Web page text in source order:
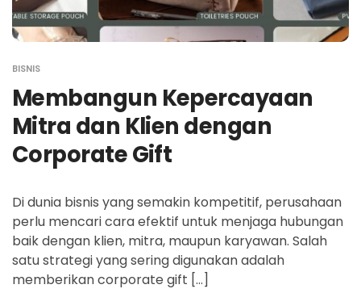
BISNIS
Membangun Kepercayaan
Mitra dan Klien dengan
Corporate Gift
Di dunia bisnis yang semakin kompetitif, perusahaan
perlu mencari cara efektif untuk menjaga hubungan
baik dengan klien, mitra, maupun karyawan. Salah
satu strategi yang sering digunakan adalah
memberikan corporate gift […]